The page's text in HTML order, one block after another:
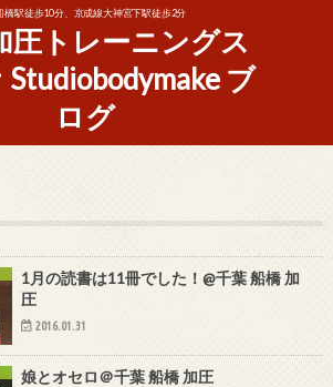
橋駅徒歩10分、京成線大神宮下駅徒歩2分
圧トレーニングス
Studiobodymake ブ
ログ
1月の読書は11冊でした！@千葉 船橋 加
圧
2016.01.31
娘とオセロ＠千葉 船橋 加圧